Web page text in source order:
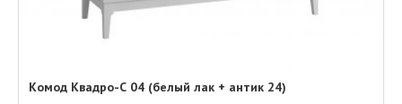
Комод Квадро-С 04 (белый лак + антик 24)